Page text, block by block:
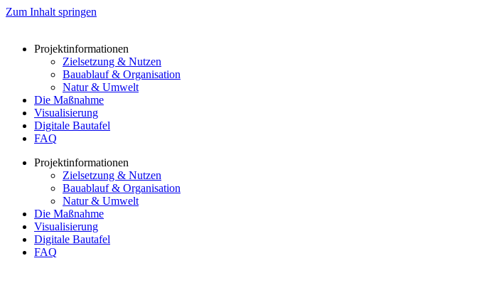
Zum Inhalt springen
Projektinformationen
Zielsetzung & Nutzen
Bauablauf & Organisation
Natur & Umwelt
Die Maßnahme
Visualisierung
Digitale Bautafel
FAQ
Projektinformationen
Zielsetzung & Nutzen
Bauablauf & Organisation
Natur & Umwelt
Die Maßnahme
Visualisierung
Digitale Bautafel
FAQ